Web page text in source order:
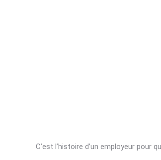
C’est l’histoire d’un employeur pour